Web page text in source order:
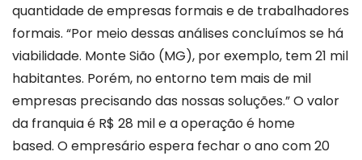
quantidade de empresas formais e de trabalhadores
formais. “Por meio dessas análises concluímos se há
viabilidade. Monte Sião (MG), por exemplo, tem 21 mil
habitantes. Porém, no entorno tem mais de mil
empresas precisando das nossas soluções.” O valor
da franquia é R$ 28 mil e a operação é home
based. O empresário espera fechar o ano com 20